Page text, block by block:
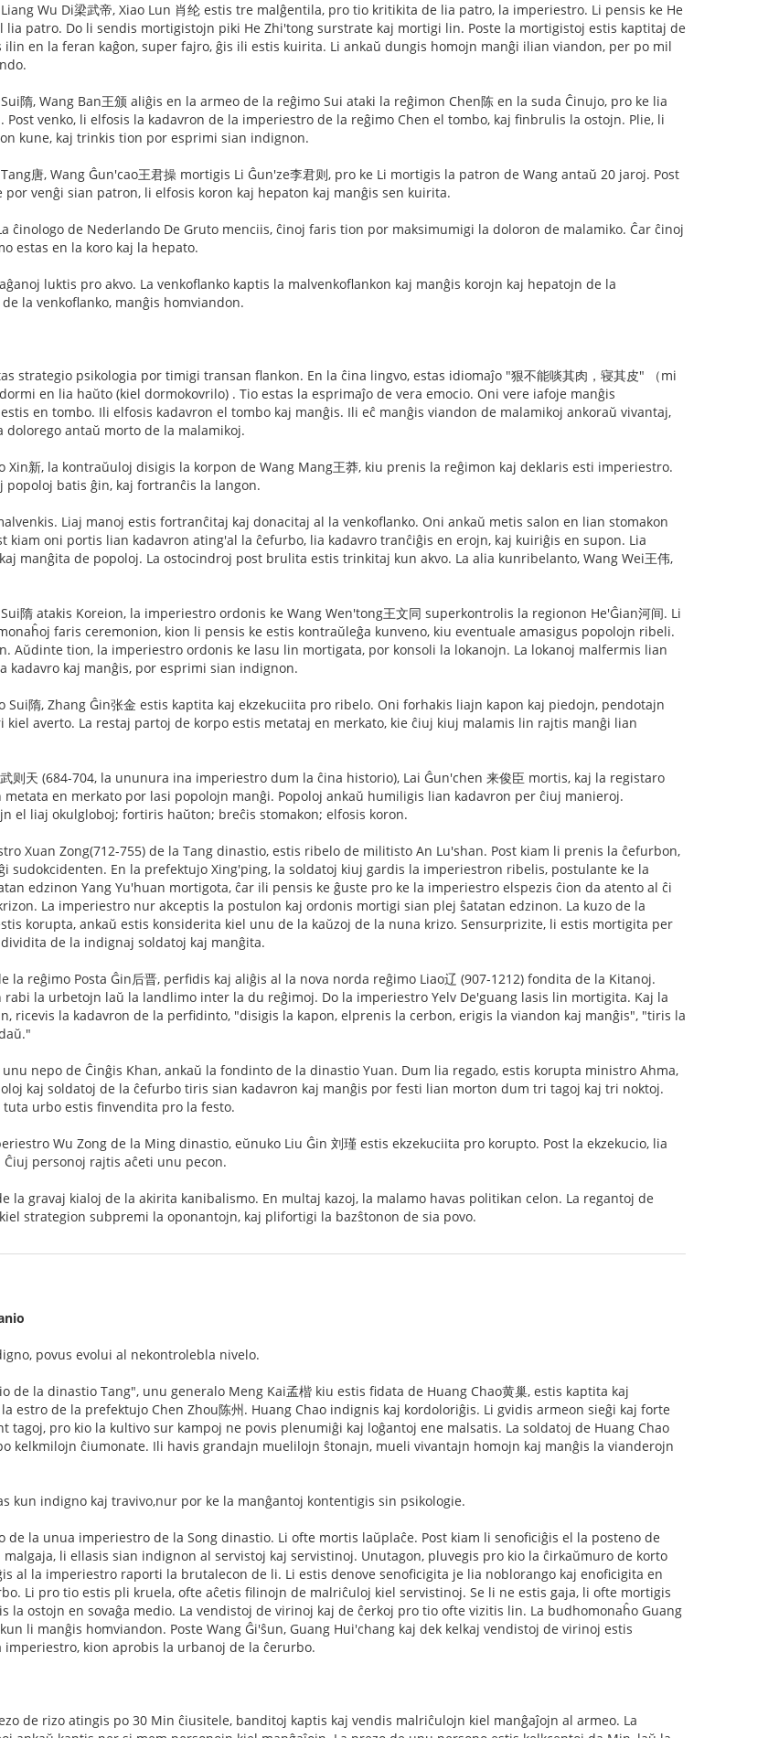
Wu Di梁武帝, Xiao Lun 肖纶 estis tre malĝentila, pro tio kritikita de lia patro, la imperiestro. Li pensis ke He
lia patro. Do li sendis mortigistojn piki He Zhi'tong surstrate kaj mortigi lin. Poste la mortigistoj estis kaptitaj de
ilin en la feran kaĝon, super fajro, ĝis ili estis kuirita. Li ankaŭ dungis homojn manĝi ilian viandon, per po mil
隋, Wang Ban王颁 aliĝis en la armeo de la reĝimo Sui ataki la reĝimon Chen陈 en la suda Ĉinujo, pro ke lia
venko, li elfosis la kadavron de la imperiestro de la reĝimo Chen el tombo, kaj finbrulis la ostojn. Plie, li
kune, kaj trinkis tion por esprimi sian indignon.
唐, Wang Ĝun'cao王君操 mortigis Li Ĝun'ze李君则, pro ke Li mortigis la patron de Wang antaŭ 20 jaroj. Post
por venĝi sian patron, li elfosis koron kaj hepaton kaj manĝis sen kuirita.
ĉinologo de Nederlando De Gruto menciis, ĉinoj faris tion por maksimumigi la doloron de malamiko. Ĉar ĉinoj
estas en la koro kaj la hepato.
luktis pro akvo. La venkoflanko kaptis la malvenkoflankon kaj manĝis korojn kaj hepatojn de la
la venkoflanko, manĝis homviandon.
strategio psikologia por timigi transan flankon. En la ĉina lingvo, estas idiomaĵo "狠不能啖其肉，寝其皮" （mi
en lia haŭto (kiel dormokovrilo) . Tio estas la esprimaĵo de vera emocio. Oni vere iafoje manĝis
en tombo. Ili elfosis kadavron el tombo kaj manĝis. Ili eĉ manĝis viandon de malamikoj ankoraŭ vivantaj,
antaŭ morto de la malamikoj.
Xin新, la kontraŭuloj disigis la korpon de Wang Mang王莽, kiu prenis la reĝimon kaj deklaris esti imperiestro.
popoloj batis ĝin, kaj fortranĉis la langon.
Liaj manoj estis fortranĉitaj kaj donacitaj al la venkoflanko. Oni ankaŭ metis salon en lian stomakon
kiam oni portis lian kadavron ating'al la ĉefurbo, lia kadavro tranĉiĝis en erojn, kaj kuiriĝis en supon. Lia
manĝita de popoloj. La ostocindroj post brulita estis trinkitaj kun akvo. La alia kunribelanto, Wang Wei王伟,
隋 atakis Koreion, la imperiestro ordonis ke Wang Wen'tong王文同 superkontrolis la regionon He'Ĝian河间. Li
faris ceremonion, kion li pensis ke estis kontraŭleĝa kunveno, kiu eventuale amasigus popolojn ribeli.
Aŭdinte tion, la imperiestro ordonis ke lasu lin mortigata, por konsoli la lokanojn. La lokanoj malfermis lian
kadavro kaj manĝis, por esprimi sian indignon.
Sui隋, Zhang Ĝin张金 estis kaptita kaj ekzekuciita pro ribelo. Oni forhakis liajn kapon kaj piedojn, pendotajn
averto. La restaj partoj de korpo estis metataj en merkato, kie ĉiuj kiuj malamis lin rajtis manĝi lian
则天 (684-704, la ununura ina imperiestro dum la ĉina historio), Lai Ĝun'chen 来俊臣 mortis, kaj la registaro
en merkato por lasi popolojn manĝi. Popoloj ankaŭ humiligis lian kadavron per ĉiuj manieroj.
el liaj okulgloboj; fortiris haŭton; breĉis stomakon; elfosis koron.
Xuan Zong(712-755) de la Tang dinastio, estis ribelo de militisto An Lu'shan. Post kiam li prenis la ĉefurbon,
sudokcidenten. En la prefektujo Xing'ping, la soldatoj kiuj gardis la imperiestron ribelis, postulante ke la
edzinon Yang Yu'huan mortigota, ĉar ili pensis ke ĝuste pro ke la imperiestro elspezis ĉion da atento al ĉi
La imperiestro nur akceptis la postulon kaj ordonis mortigi sian plej ŝatatan edzinon. La kuzo de la
korupta, ankaŭ estis konsiderita kiel unu de la kaŭzoj de la nuna krizo. Sensurprizite, li estis mortigita per
de la indignaj soldatoj kaj manĝita.
la reĝimo Posta Ĝin后晋, perfidis kaj aliĝis al la nova norda reĝimo Liao辽 (907-1212) fondita de la Kitanoj.
la urbetojn laŭ la landlimo inter la du reĝimoj. Do la imperiestro Yelv De'guang lasis lin mortigita. Kaj la
ricevis la kadavron de la perfidinto, "disigis la kapon, elprenis la cerbon, erigis la viandon kaj manĝis", "tiris la
unu nepo de Ĉinĝis Khan, ankaŭ la fondinto de la dinastio Yuan. Dum lia regado, estis korupta ministro Ahma,
kaj soldatoj de la ĉefurbo tiris sian kadavron kaj manĝis por festi lian morton dum tri tagoj kaj tri noktoj.
urbo estis finvendita pro la festo.
Wu Zong de la Ming dinastio, eŭnuko Liu Ĝin 刘瑾 estis ekzekuciita pro korupto. Post la ekzekucio, lia
personoj rajtis aĉeti unu pecon.
la gravaj kialoj de la akirita kanibalismo. En multaj kazoj, la malamo havas politikan celon. La regantoj de
strategion subpremi la oponantojn, kaj plifortigi la bazŝtonon de sia povo.
povus evolui al nekontrolebla nivelo.
de la dinastio Tang", unu generalo Meng Kai孟楷 kiu estis fidata de Huang Chao黄巢, estis kaptita kaj
estro de la prefektujo Chen Zhou陈州. Huang Chao indignis kaj kordoloriĝis. Li gvidis armeon sieĝi kaj forte
tagoj, pro kio la kultivo sur kampoj ne povis plenumiĝi kaj loĝantoj ene malsatis. La soldatoj de Huang Chao
kelkmilojn ĉiumonate. Ili havis grandajn muelilojn ŝtonajn, mueli vivantajn homojn kaj manĝis la vianderojn
kun indigno kaj travivo,nur por ke la manĝantoj kontentigis sin psikologie.
de la unua imperiestro de la Song dinastio. Li ofte mortis laŭplaĉe. Post kiam li senoficiĝis el la posteno de
li ellasis sian indignon al servistoj kaj servistinoj. Unutagon, pluvegis pro kio la ĉirkaŭmuro de korto
al la imperiestro raporti la brutalecon de li. Li estis denove senoficigita je lia noblorango kaj enoficigita en
Li pro tio estis pli kruela, ofte aĉetis filinojn de malriĉuloj kiel servistinoj. Se li ne estis gaja, li ofte mortigis
la ostojn en sovaĝa medio. La vendistoj de virinoj kaj de ĉerkoj pro tio ofte vizitis lin. La budhomonaĥo Guang
li manĝis homviandon. Poste Wang Ĝi'ŝun, Guang Hui'chang kaj dek kelkaj vendistoj de virinoj estis
kion aprobis la urbanoj de la ĉerurbo.
de rizo atingis po 30 Min ĉiusitele, banditoj kaptis kaj vendis malriĉulojn kiel manĝaĵojn al armeo. La